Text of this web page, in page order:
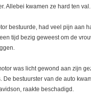
Allebei kwamen ze hard ten val.
bestuurde, had veel pijn aan
tijd bezig geweest om de
was licht gewond aan zijn
De bestuurster van de auto
raakte beschadigd.